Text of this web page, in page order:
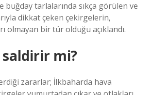
buğday tarlalarında sıkça görülen ve
dikkat çeken çekirgelerin,
olmayan bir tür olduğu açıklandı.
saldirir mi?
zararlar; İlkbaharda hava